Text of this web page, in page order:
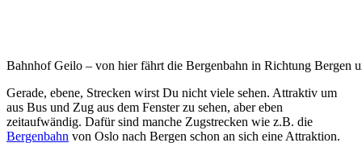
Bahnhof Geilo – von hier fährt die Bergenbahn in Richtung Bergen
Gerade, ebene, Strecken wirst Du nicht viele sehen. Attraktiv um
aus Bus und Zug aus dem Fenster zu sehen, aber eben
zeitaufwändig. Dafür sind manche Zugstrecken wie z.B. die
Bergenbahn von Oslo nach Bergen schon an sich eine Attraktion.